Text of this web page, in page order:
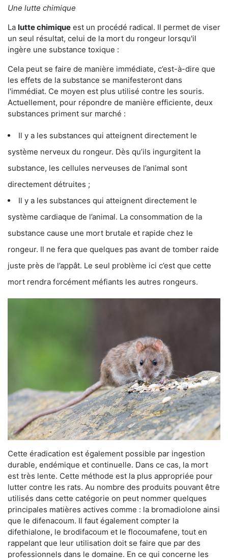
Une lutte chimique
La lutte chimique est un procédé radical. Il permet de viser
un seul résultat, celui de la mort du rongeur lorsqu'il
ingère une substance toxique :
Cela peut se faire de manière immédiate, c’est-à-dire que
les effets de la substance se manifesteront dans
l'immédiat. Ce moyen est plus utilisé contre les souris.
Actuellement, pour répondre de manière efficiente, deux
substances priment sur marché :
Il y a les substances qui atteignent directement le
système nerveux du rongeur. Dès qu’ils ingurgitent la
substance, les cellules nerveuses de l’animal sont
directement détruites ;
Il y a les substances qui atteignent directement le
système cardiaque de l’animal. La consommation de la
substance cause une mort brutale et rapide chez le
rongeur. Il ne fera que quelques pas avant de tomber raide
juste près de l’appât. Le seul problème ici c’est que cette
mort rendra forcément méfiants les autres rongeurs.
Cette éradication est également possible par ingestion
durable, endémique et continuelle. Dans ce cas, la mort
est très lente. Cette méthode est la plus appropriée pour
lutter contre les rats. Au nombre des produits pouvant être
utilisés dans cette catégorie on peut nommer quelques
principales matières actives comme : la bromadiolone ainsi
que le difenacoum. Il faut également compter la
difethialone, le brodifacoum et le flocoumafene, tout en
rappelant que leur utilisation doit se faire que par des
professionnels dans le domaine. En ce qui concerne les